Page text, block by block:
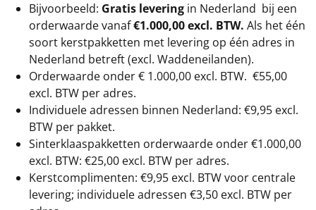
Bijvoorbeeld: Gratis levering in Nederland bij een
orderwaarde vanaf€1.000,00 excl. BTW. Als het één
soort kerstpakketten met levering op één adres in
Nederland betreft (excl. Waddeneilanden).
Orderwaarde onder € 1.000,00 excl. BTW. €55,00
excl. BTW per adres.
Individuele adressen binnen Nederland: €9,95 excl.
BTW per pakket.
Sinterklaaspakketten orderwaarde onder €1.000,00
excl. BTW: €25,00 excl. BTW per adres.
Kerstcomplimenten: €9,95 excl. BTW voor centrale
levering; individuele adressen €3,50 excl. BTW per